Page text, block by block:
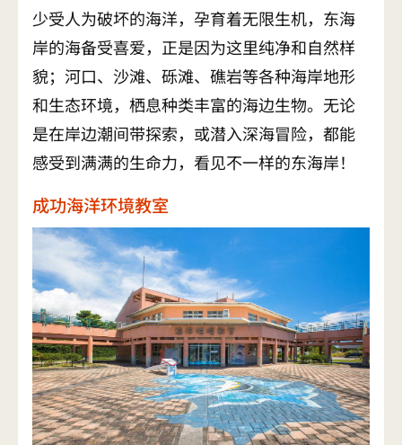
少受人为破坏的海洋，孕育着无限生机，东海
岸的海备受喜爱，正是因为这里纯净和自然样
貌；河口、沙滩、砾滩、礁岩等各种海岸地形
和生态环境，栖息种类丰富的海边生物。无论
是在岸边潮间带探索，或潜入深海冒险，都能
感受到满满的生命力，看见不一样的东海岸！
成功海洋环境教室